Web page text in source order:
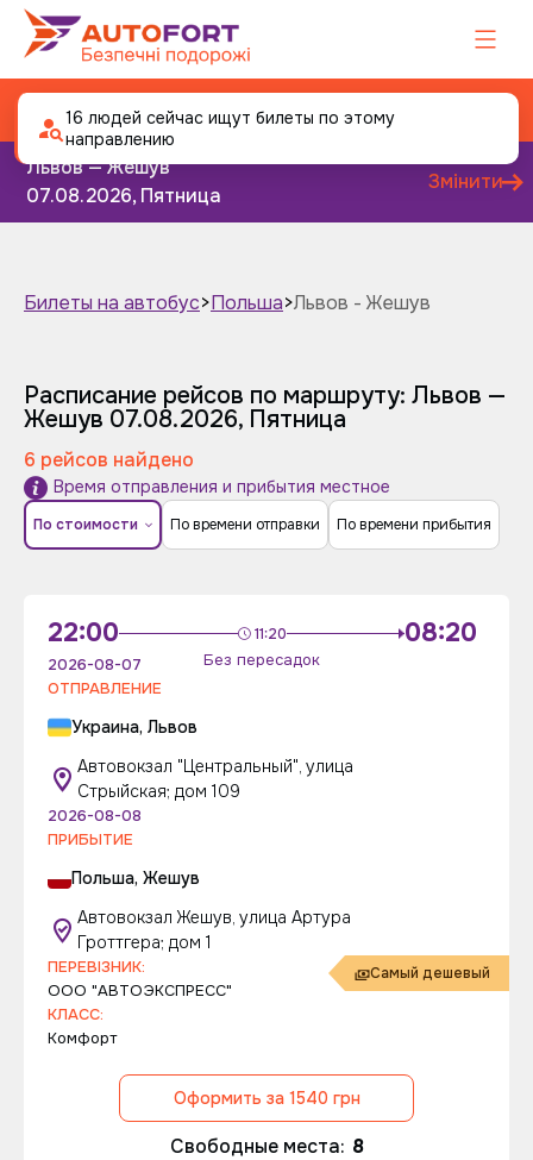
Автобус Львов - Жешув
Львов — Жешув
07.08.2026, Пятница
Змінити
Билеты на автобус>Польша>Львов - Жешув
16 людей сейчас ищут билеты по этому
направлению
Расписание рейсов по маршруту: Львов —
Жешув 07.08.2026, Пятница
6 рейсов найдено
Время отправления и прибытия местное
По стоимости По времени отправки По времени прибытия
22:00 11:20
Без пересадок
08:20
2026-08-07
ОТПРАВЛЕНИЕ
Украина, Львов
Автовокзал "Центральный", улица
Стрыйская; дом 109
2026-08-08
ПРИБЫТИЕ
Польша, Жешув
Автовокзал Жешув, улица Артура
Гроттгера; дом 1
Самый дешевый
ПЕРЕВІЗНИК:
ООО "АВТОЭКСПРЕСС"
КЛАСС:
Комфорт
Оформить за 1540 грн
Свободные места: 8